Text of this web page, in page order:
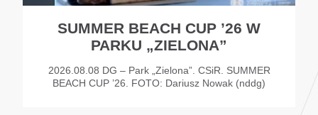
SUMMER BEACH CUP ’26 W
PARKU „ZIELONA”
2026.08.08 DG – Park „Zielona”. CSiR. SUMMER
BEACH CUP ’26. FOTO: Dariusz Nowak (nddg)